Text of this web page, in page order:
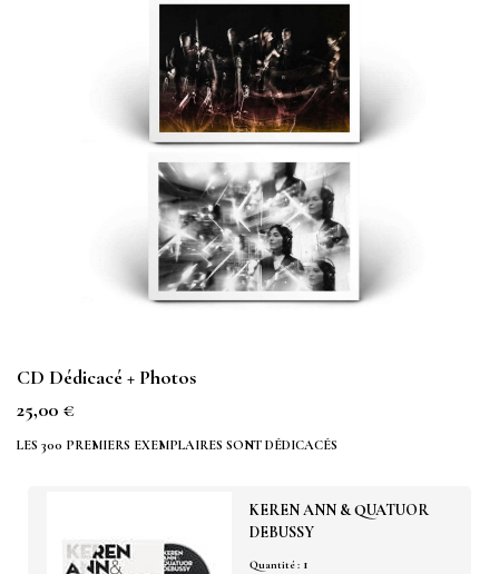
CD Dédicacé + Photos
25,00 €
LES 300 PREMIERS EXEMPLAIRES SONT DÉDICACÉS
KEREN ANN & QUATUOR
DEBUSSY
Quantité : 1